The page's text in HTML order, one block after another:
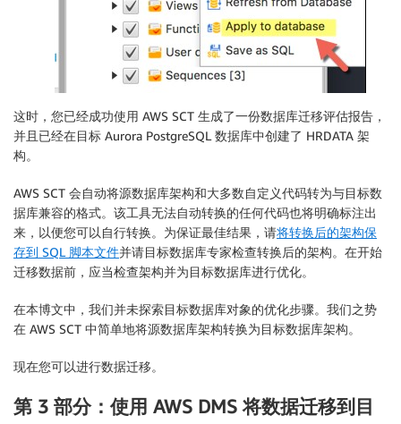
这时，您已经成功使用 AWS SCT 生成了一份数据库迁移评估报告，
并且已经在目标 Aurora PostgreSQL 数据库中创建了 HRDATA 架
构。
AWS SCT 会自动将源数据库架构和大多数自定义代码转为与目标数
据库兼容的格式。该工具无法自动转换的任何代码也将明确标注出
来，以便您可以自行转换。为保证最佳结果，请将转换后的架构保
存到 SQL 脚本文件并请目标数据库专家检查转换后的架构。在开始
迁移数据前，应当检查架构并为目标数据库进行优化。
在本博文中，我们并未探索目标数据库对象的优化步骤。我们之势
在 AWS SCT 中简单地将源数据库架构转换为目标数据库架构。
现在您可以进行数据迁移。
第 3 部分：使用 AWS DMS 将数据迁移到目